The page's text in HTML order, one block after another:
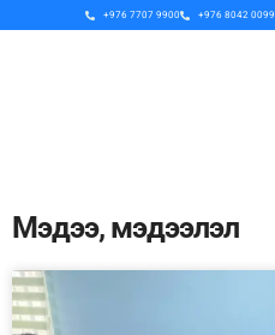
+976 7707 9900 +976 8042 0099
Мэдээ, мэдээлэл